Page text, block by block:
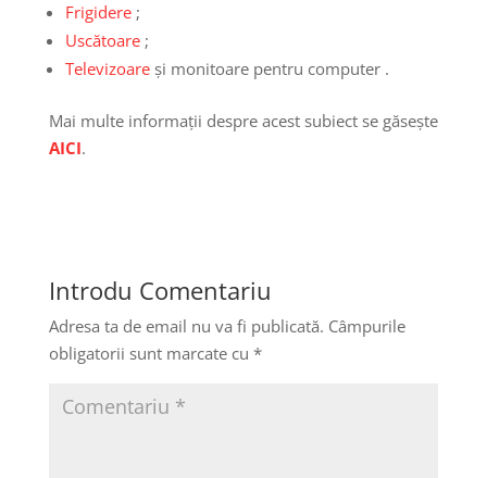
Frigidere;
Uscătoare;
Televizoareși monitoare pentru computer .
Mai multe informații despre acest subiect se găsește
AICI.
Introdu Comentariu
Adresa ta de email nu va fi publicată. Câmpurile
obligatorii sunt marcate cu *